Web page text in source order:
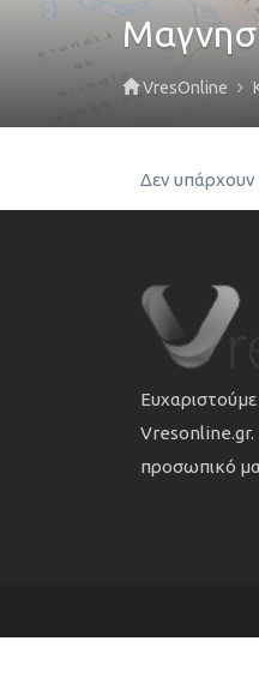
VresOnline
Δεν
Vresonline.gr.
προσωπικό